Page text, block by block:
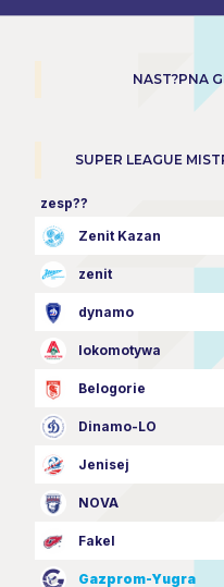
NAST?PNA
SUPER LEAGUE
zesp??
Zenit Kazan
zenit
dynamo
lokomotywa
Belogorie
Dinamo-LO
Jenisej
NOVA
Fakel
Gazprom-Yugra